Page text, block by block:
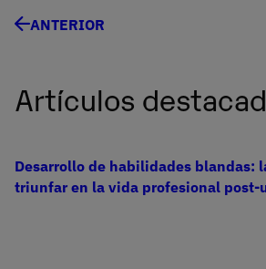
ANTERIOR
Artículos
Desarrollo de habilidades blandas:
triunfar en la vida profesional